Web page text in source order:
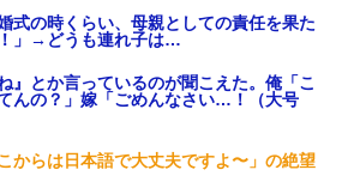
式の時くらい、母親としての責任を果た
」→どうも連れ子は…
』とか言っているのが聞こえた。俺「こ
んの？」嫁「ごめんなさい…！（大号
からは日本語で大丈夫ですよ〜」の絶望